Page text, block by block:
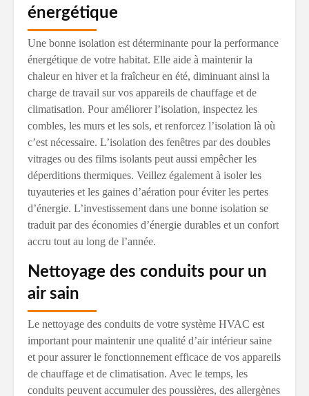
énergétique
Une bonne isolation est déterminante pour la performance
énergétique de votre habitat. Elle aide à maintenir la
chaleur en hiver et la fraîcheur en été, diminuant ainsi la
charge de travail sur vos appareils de chauffage et de
climatisation. Pour améliorer l’isolation, inspectez les
combles, les murs et les sols, et renforcez l’isolation là où
c’est nécessaire. L’isolation des fenêtres par des doubles
vitrages ou des films isolants peut aussi empêcher les
déperditions thermiques. Veillez également à isoler les
tuyauteries et les gaines d’aération pour éviter les pertes
d’énergie. L’investissement dans une bonne isolation se
traduit par des économies d’énergie durables et un confort
accru tout au long de l’année.
Nettoyage des conduits pour un
air sain
Le nettoyage des conduits de votre système HVAC est
important pour maintenir une qualité d’air intérieur saine
et pour assurer le fonctionnement efficace de vos appareils
de chauffage et de climatisation. Avec le temps, les
conduits peuvent accumuler des poussières, des allergènes